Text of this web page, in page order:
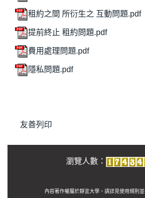
租約之間 所衍生之 互動問題.pdf
提前終止 租約問題.pdf
費用處理問題.pdf
隱私問題.pdf
友善列印
瀏覽人數：
內容著作權屬於靜宜大學，請詳見使用規則